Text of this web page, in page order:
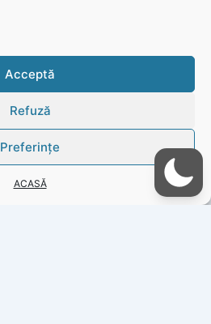
Acceptă
Refuză
Preferințe
ACASĂ